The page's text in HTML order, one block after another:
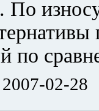
По
по
2007-02-28